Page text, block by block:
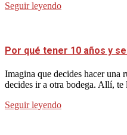
Seguir leyendo
Por qué tener 10 años y
Imagina que decides hacer una
decides ir a otra bodega. Allí, te
Seguir leyendo